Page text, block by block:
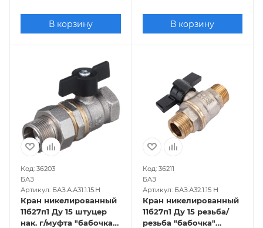
В корзину В корзину
Код: 36203
БАЗ
Артикул: БАЗ.А.А31.1.15.Н
Кран никелированный
11б27п1 Ду 15 штуцер
нак. г/муфта "бабочка"
Код: 36211
БАЗ
Артикул: БАЗ.А32.1.15 Н
Кран никелированный
11б27п1 Ду 15 резьба/
резьба "бабочка"